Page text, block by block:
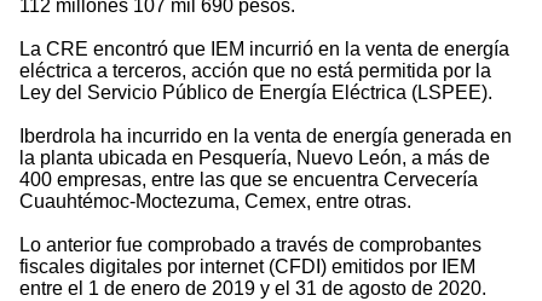
112 millones 107 mil 690 pesos.
La CRE encontró que IEM incurrió en la venta de energía
eléctrica a terceros, acción que no está permitida por la
Ley del Servicio Público de Energía Eléctrica (LSPEE).
Iberdrola ha incurrido en la venta de energía generada en
la planta ubicada en Pesquería, Nuevo León, a más de
400 empresas, entre las que se encuentra Cervecería
Cuauhtémoc-Moctezuma, Cemex, entre otras.
Lo anterior fue comprobado a través de comprobantes
fiscales digitales por internet (CFDI) emitidos por IEM
entre el 1 de enero de 2019 y el 31 de agosto de 2020.